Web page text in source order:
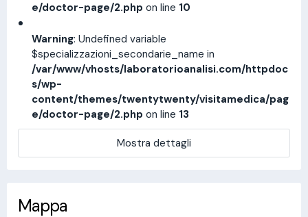
e/doctor-page/2.php on line 10
Warning: Undefined variable
$specializzazioni_secondarie_name in
/var/www/vhosts/laboratorioanalisi.com/httpdoc
s/wp-
content/themes/twentytwenty/visitamedica/pag
e/doctor-page/2.php on line 13
Mostra dettagli
Mappa